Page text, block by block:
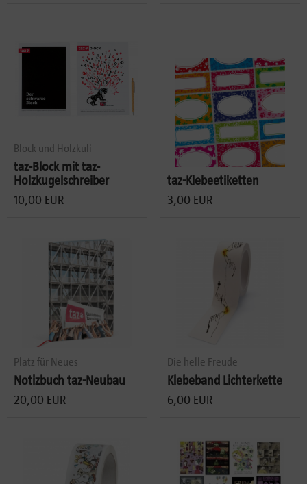
Block und Holzkuli
taz-Block mit taz-
Holzkugelschreiber
10,00 EUR
taz-Klebeetiketten
3,00 EUR
Platz für Neues
Notizbuch taz-Neubau
20,00 EUR
Die helle Freude
Klebeband Lichterkette
6,00 EUR